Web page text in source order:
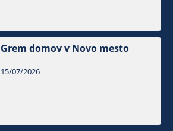
Grem domov v Novo mesto
15/07/2026